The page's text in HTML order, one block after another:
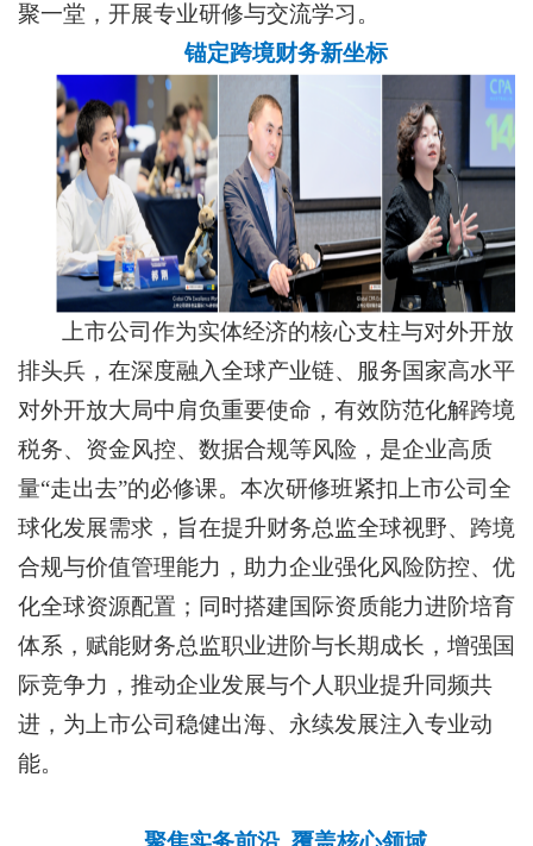
聚一堂，开展专业研修与交流学习。
锚定跨境财务新坐标
上市公司作为实体经济的核心支柱与对外开放
排头兵，在深度融入全球产业链、服务国家高水平
对外开放大局中肩负重要使命，有效防范化解跨境
税务、资金风控、数据合规等风险，是企业高质
量“走出去”的必修课。本次研修班紧扣上市公司全
球化发展需求，旨在提升财务总监全球视野、跨境
合规与价值管理能力，助力企业强化风险防控、优
化全球资源配置；同时搭建国际资质能力进阶培育
体系，赋能财务总监职业进阶与长期成长，增强国
际竞争力，推动企业发展与个人职业提升同频共
进，为上市公司稳健出海、永续发展注入专业动
能。